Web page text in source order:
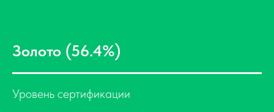
Золото (56.4%)
Уровень сертификации